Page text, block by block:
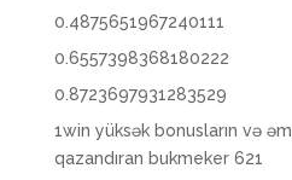
0.4875651967240111
0.6557398368180222
0.8723697931283529
1win yüksək bonusların və
qazandıran bukmeker 621